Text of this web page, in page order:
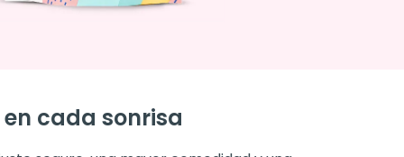
cada sonrisa